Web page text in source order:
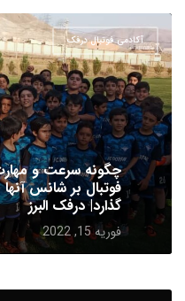
آکادمی فوتبال درفک
چگونه سرعت و
فوتبال بر شانس
گذارد| درفک البرز
فوریه 15, 2022